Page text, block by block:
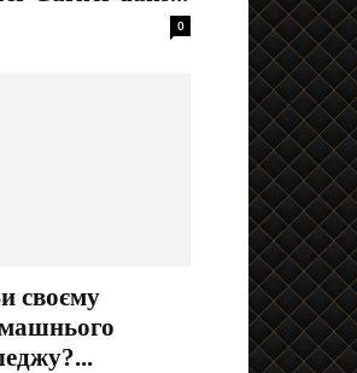
0
своєму